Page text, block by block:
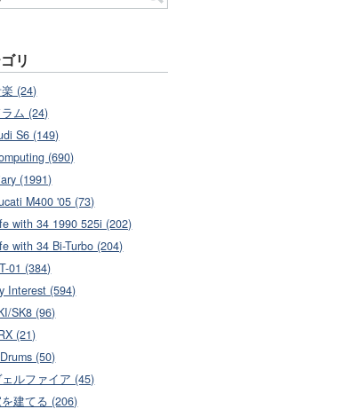
リ
(24)
ラム (24)
S6 (149)
(690)
(1991)
M400 '05 (73)
with 34 1990 525i (202)
with 34 Bi-Turbo (204)
01 (384)
Interest (594)
SK8 (96)
(21)
(50)
ルファイア (45)
建てる (206)